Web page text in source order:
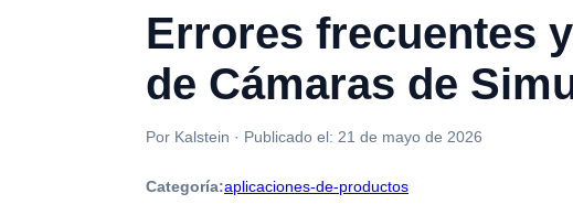
Errores frecuentes
de Cámaras de
Por Kalstein · Publicado el: 21 de mayo de 2026
Categoría:aplicaciones-de-productos